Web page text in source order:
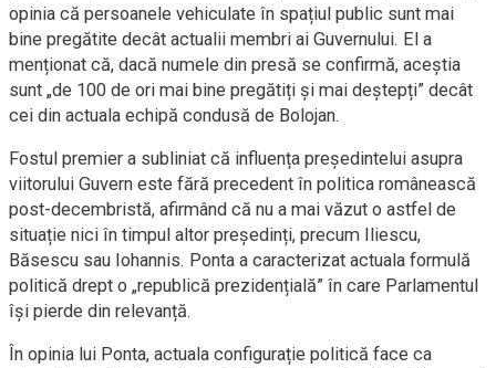
opinia că persoanele vehiculate în spațiul public sunt mai
bine pregătite decât actualii membri ai Guvernului. El a
menționat că, dacă numele din presă se confirmă, aceștia
sunt „de 100 de ori mai bine pregătiți și mai deștepți” decât
cei din actuala echipă condusă de Bolojan.
Fostul premier a subliniat că influența președintelui asupra
viitorului Guvern este fără precedent în politica românească
post-decembristă, afirmând că nu a mai văzut o astfel de
situație nici în timpul altor președinți, precum Iliescu,
Băsescu sau Iohannis. Ponta a caracterizat actuala formulă
politică drept o „republică prezidențială” în care Parlamentul
își pierde din relevanță.
În opinia lui Ponta, actuala configurație politică face ca